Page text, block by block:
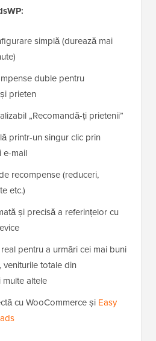
simplă (durează mai
duble pentru
prieten
„Recomandă-ți prietenii”
printr-un singur clic prin
e-mail
recompense (reduceri,
etc.)
și precisă a referințelor cu
pentru a urmări cei mai buni
totale din
altele
cu WooCommerce și Easy